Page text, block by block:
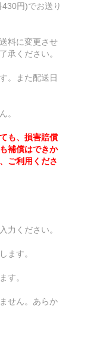
円)でお送り
料に変更させ
承ください。
。また配送日
。
も、損害賠償
補償はできか
ご利用くださ
力ください。
ます。
す。
せん。あらか